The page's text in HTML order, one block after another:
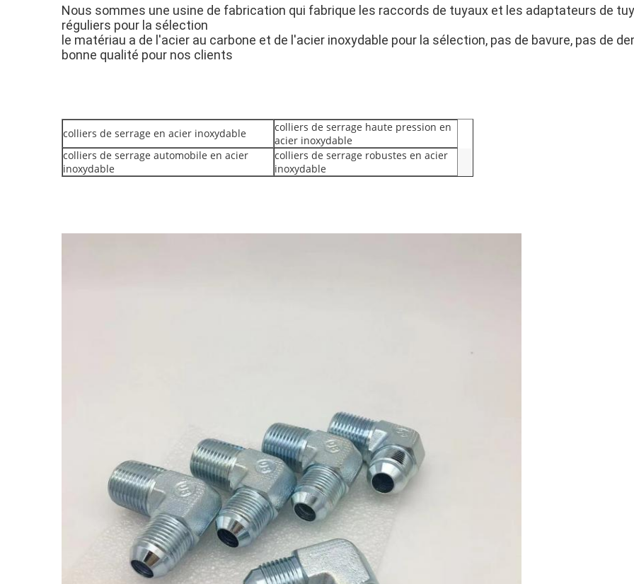
Nous sommes une usine de fabrication qui fabrique les raccords de tuyaux et les adaptateurs de
réguliers pour la sélection
le matériau a de l'acier au carbone et de l'acier inoxydable pour la sélection, pas de bavure, pas de
bonne qualité pour nos clients
colliers de serrage en acier inoxydable
colliers de serrage haute pression en
acier inoxydable
colliers de serrage automobile en acier
inoxydable
colliers de serrage robustes en acier
inoxydable